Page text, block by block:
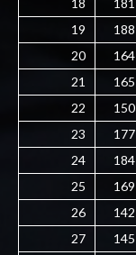
18
181
19
188
20
164
21
165
22
150
23
177
24
184
25
169
26
142
27
145